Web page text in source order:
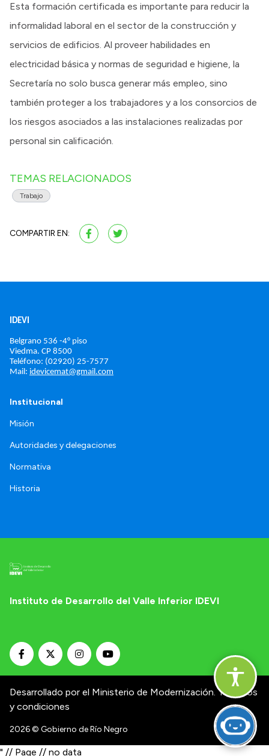
Esta formación certificada es importante para reducir la
informalidad laboral en el sector de la construcción y
servicios de edificios. Al proveer habilidades en
electricidad básica y normas de seguridad e higiene, la
Secretaría no solo busca generar más empleo, sino
también proteger a los trabajadores y a los consorcios de
los riesgos asociados a las instalaciones realizadas por
personal sin calificación.
TEMAS RELACIONADOS
Trabajo
COMPARTIR EN:
IDEVI
Belgrano 536 -4° piso
Viedma. CP 8500
Teléfono: (02920) 25-7577
Mail: idevicemat@gmail.com
Institucional
Misión
Autoridades y delegaciones
Normativa
Historia
Instituto de Desarrollo del Valle Inferior IDEVI
Desarrollado por el Ministerio de Modernización. Términos
y condiciones
2026© Gobierno de Río Negro
" // Page // no data